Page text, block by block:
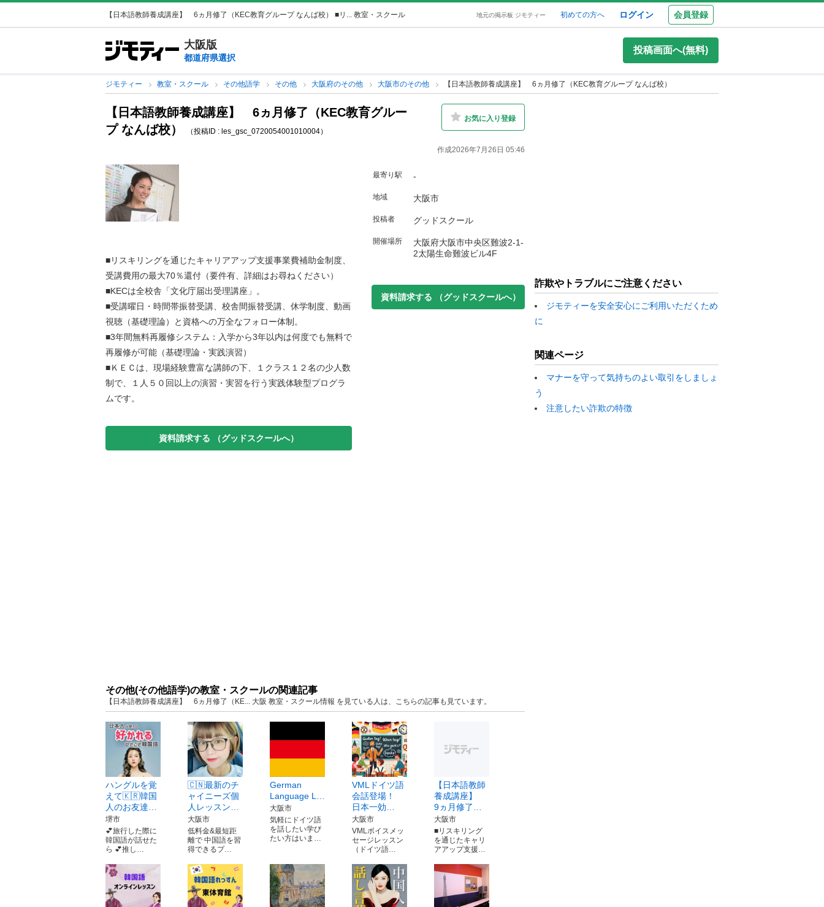
【日本語教師養成講座】 6ヵ月修了（KEC教育グループ なんば校） ■リ... 教室・スクール 地元の掲示板 ジモティー 初めての方へ ログイン 会員登録
大阪版
都道府県選択
投稿画面へ(無料)
ジモティー 教室・スクール その他語学 その他 大阪府のその他 大阪市のその他 【日本語教師養成講座】 6ヵ月修了（KEC教育グループ なんば校）
【日本語教師養成講座】 6ヵ月修了（KEC教育グルー
プ なんば校）
（投稿ID : les_gsc_0720054001010004）
お気に入り登録
作成2026年7月26日 05:46
■リスキリングを通じたキャリアアップ支援事業費補助金制度、
受講費用の最大70％還付（要件有、詳細はお尋ねください）
■KECは全校舎「文化庁届出受理講座」。
■受講曜日・時間帯振替受講、校舎間振替受講、休学制度、動画
視聴（基礎理論）と資格への万全なフォロー体制。
■3年間無料再履修システム：入学から3年以内は何度でも無料で
再履修が可能（基礎理論・実践演習）
■ＫＥＣは、現場経験豊富な講師の下、１クラス１２名の少人数
制で、１人５０回以上の演習・実習を行う実践体験型プログラ
ムです。
資料請求する （グッドスクールへ）
最寄り駅 -
地域 大阪市
投稿者 グッドスクール
開催場所
大阪府大阪市中央区難波2-1-
2太陽生命難波ビル4F
資料請求する （グッドスクールへ）
その他(その他語学)の教室・スクールの関連記事
【日本語教師養成講座】 6ヵ月修了（KE... 大阪 教室・スクール情報 を見ている人は、こちらの記事も見ています。
ハングルを覚
えて🇰🇷韓国
人のお友達…
堺市
💕旅行した際に
韓国語が話せた
ら 💕推し…
🇨🇳最新のチ
ャイニーズ個
人レッスン…
大阪市
低料金&最短距
離で 中国語を習
得できるプ…
German
Language L…
大阪市
気軽にドイツ語
を話したい学び
たい方はいま…
VMLドイツ語
会話登場！
日本一効…
大阪市
VMLボイスメッ
セージレッスン
（ドイツ語…
【日本語教師
養成講座】
9ヵ月修了…
大阪市
■リスキリング
を通じたキャリ
アアップ支援…
詐欺やトラブルにご注意ください
ジモティーを安全安心にご利用いただくため
に
関連ページ
マナーを守って気持ちのよい取引をしましょ
う
注意したい詐欺の特徴